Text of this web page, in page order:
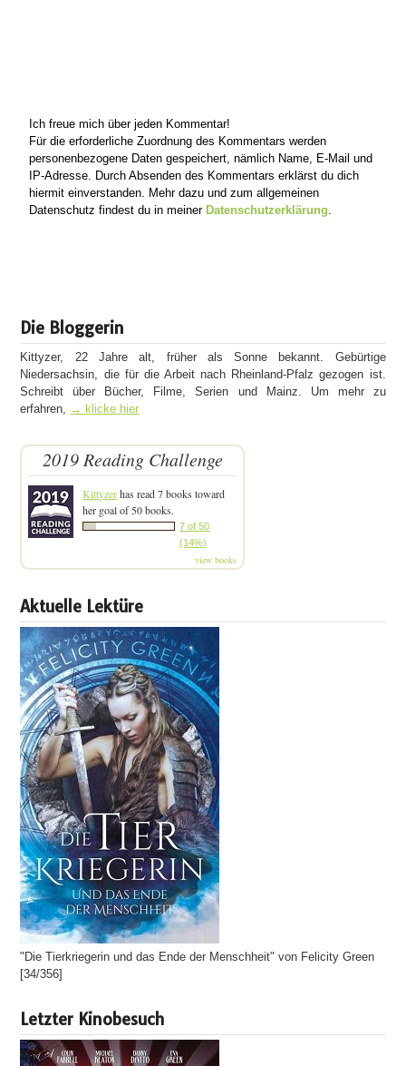
Ich freue mich über jeden Kommentar!
Für die erforderliche Zuordnung des Kommentars werden
personenbezogene Daten gespeichert, nämlich Name, E-Mail und
IP-Adresse. Durch Absenden des Kommentars erklärst du dich
hiermit einverstanden. Mehr dazu und zum allgemeinen
Datenschutz findest du in meiner Datenschutzerklärung
Die Bloggerin
Kittyzer, 22 Jahre alt, früher als Sonne bekannt. Gebürtige
Niedersachsin, die für die Arbeit nach Rheinland-Pfalz gezogen ist.
Schreibt über Bücher, Filme, Serien und Mainz. Um mehr zu
erfahren,
→ klicke hier
2019 Reading Challenge
Kittyzerhas read 7 books toward
her goal of 50 books.
7 of 50
(14%)
view books
Aktuelle Lektüre
"Die Tierkriegerin und das Ende der Menschheit" von Felicity Green
[34/356]
Letzter Kinobesuch